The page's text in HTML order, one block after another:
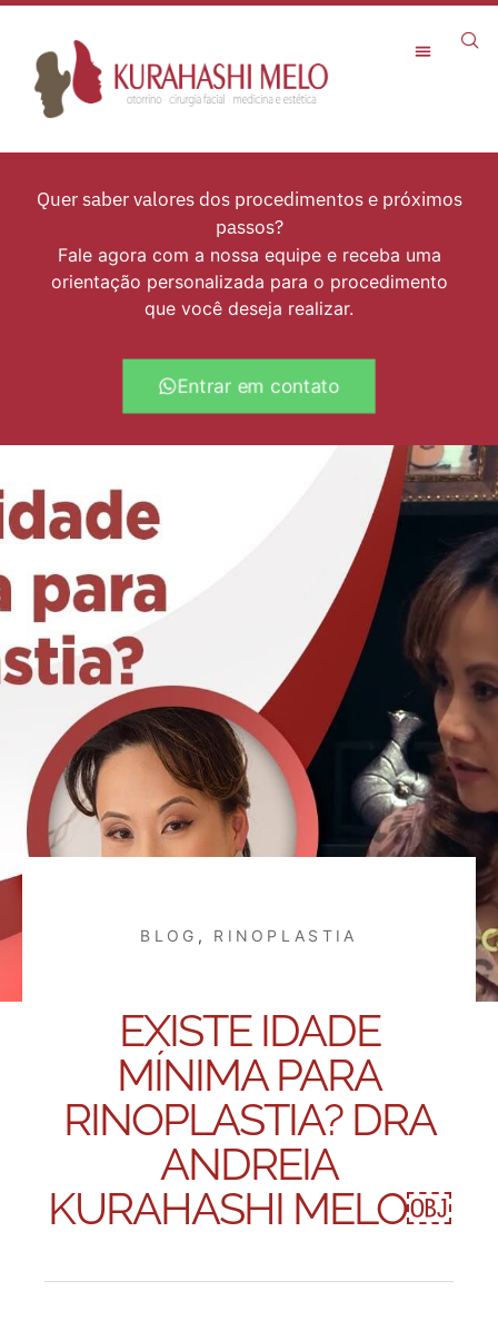
Quer saber valores dos procedimentos e próximos
passos?
Fale agora com a nossa equipe e receba uma
orientação personalizada para o procedimento
que você deseja realizar.
Entrar em contato
BLOG , RINOPLASTIA
EXISTE IDADE
MÍNIMA PARA
RINOPLASTIA? DRA
ANDREIA
KURAHASHI MELO￼